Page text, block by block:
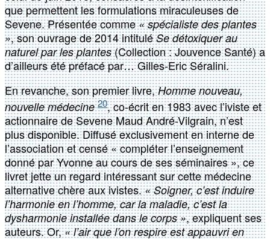
que permettent les formulations miraculeuses de
Sevene. Présentée comme« spécialiste des plantes
», son ouvrage de 2014 intituléSe détoxiquer au
naturel par les plantes(Collection : Jouvence Santé) a
d’ailleurs été préfacé par… Gilles-Eric Séralini.
En revanche, son premier livre,Homme nouveau,
nouvelle médecine 20, co-écrit en 1983 avec l’iviste et
actionnaire de Sevene Maud André-Vilgrain, n’est
plus disponible. Diffusé exclusivement en interne de
l’association et censé « compléter l’enseignement
donné par Yvonne au cours de ses séminaires », ce
livret jette un regard intéressant sur cette médecine
alternative chère aux ivistes.« Soigner, c’est induire
l’harmonie en l’homme, car la maladie, c’est la
dysharmonie installée dans le corps », expliquent ses
auteurs. Or,« l’air que l’on respire est appauvri en